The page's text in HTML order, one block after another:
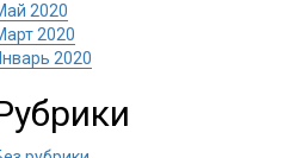
2020
2020
2020